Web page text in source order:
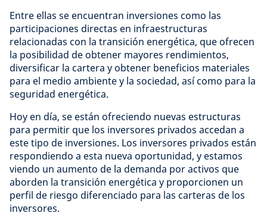
Entre ellas se encuentran inversiones como las
participaciones directas en infraestructuras
relacionadas con la transición energética, que ofrecen
la posibilidad de obtener mayores rendimientos,
diversificar la cartera y obtener beneficios materiales
para el medio ambiente y la sociedad, así como para la
seguridad energética.
Hoy en día, se están ofreciendo nuevas estructuras
para permitir que los inversores privados accedan a
este tipo de inversiones. Los inversores privados están
respondiendo a esta nueva oportunidad, y estamos
viendo un aumento de la demanda por activos que
aborden la transición energética y proporcionen un
perfil de riesgo diferenciado para las carteras de los
inversores.